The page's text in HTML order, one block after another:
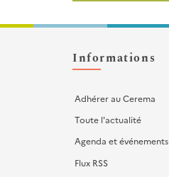
Liens
d'actions
Informations
Adhérer au Cerema
Toute l'actualité
Agenda et événements
Flux RSS